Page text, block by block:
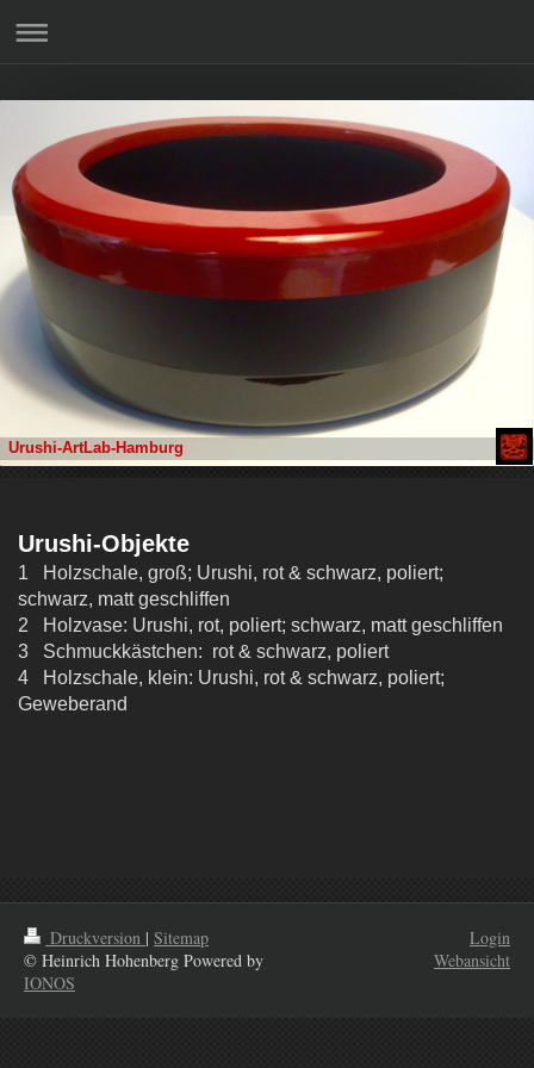
Urushi-ArtLab-Hamburg
Urushi-Objekte
1 Holzschale, groß; Urushi, rot & schwarz, poliert;
schwarz, matt geschliffen
2 Holzvase: Urushi, rot, poliert; schwarz, matt geschliffen
3 Schmuckkästchen: rot & schwarz, poliert
4 Holzschale, klein: Urushi, rot & schwarz, poliert;
Geweberand
Druckversion | Sitemap
© Heinrich Hohenberg Powered by
IONOS
Login
Webansicht